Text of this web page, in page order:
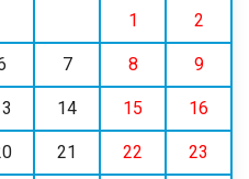
1 2
7 8 9
14 15 16
21 22 23